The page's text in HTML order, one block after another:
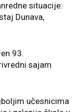
situacije:
Dunava,
93.
sajam
učesnicima